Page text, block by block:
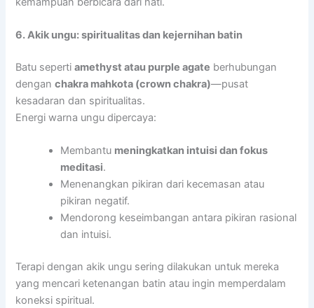
6. Akik ungu: spiritualitas dan kejernihan batin
Batu sepertiamethyst atau purple agate berhubungan
denganchakra mahkota (crown chakra)—pusat
kesadaran dan spiritualitas.
Energi warna ungu dipercaya:
Membantu meningkatkan intuisi dan fokus
meditasi.
Menenangkan pikiran dari kecemasan atau
pikiran negatif.
Mendorong keseimbangan antara pikiran rasional
dan intuisi.
Terapi dengan akik ungu sering dilakukan untuk mereka
yang mencari ketenangan batin atau ingin memperdalam
koneksi spiritual.